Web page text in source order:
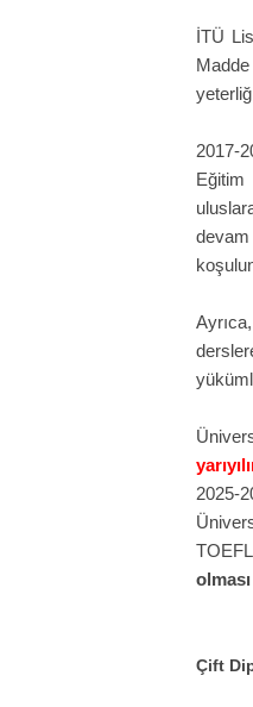
İTÜ
2017-
devam
2025-
Çift